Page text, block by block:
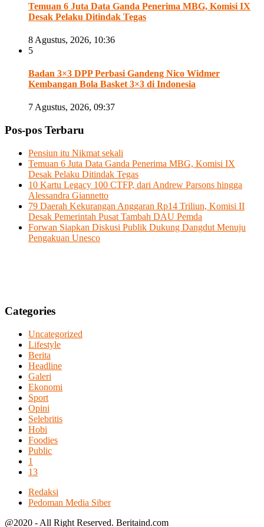
Temuan 6 Juta Data Ganda Penerima MBG, Komisi IX
Desak Pelaku Ditindak Tegas
8 Agustus, 2026, 10:36
5
Badan 3×3 DPP Perbasi Gandeng Nico Widmer
Kembangan Bola Basket 3×3 di Indonesia
7 Agustus, 2026, 09:37
Pos-pos Terbaru
Pensiun itu Nikmat sekali
Temuan 6 Juta Data Ganda Penerima MBG, Komisi IX
Desak Pelaku Ditindak Tegas
10 Kartu Legacy 100 CTFP, dari Andrew Parsons hingga
Alessandra Giannetto
79 Daerah Kekurangan Anggaran Rp14 Triliun, Komisi II
Desak Pemerintah Pusat Tambah DAU Pemda
Forwan Siapkan Diskusi Publik Dukung Dangdut Menuju
Pengakuan Unesco
Categories
Uncategorized
Lifestyle
Berita
Headline
Galeri
Ekonomi
Sport
Opini
Selebritis
Hobi
Foodies
Public
1
13
Redaksi
Pedoman Media Siber
@2020 - All Right Reserved. Beritaind.com